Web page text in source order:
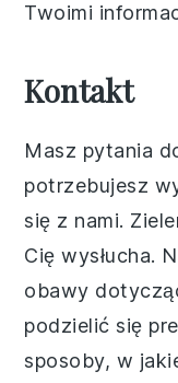
Twoimi
Kontakt
Masz pytania
potrzebujesz
się z nami.
Cię wysłucha.
obawy
podzielić się
sposoby, w